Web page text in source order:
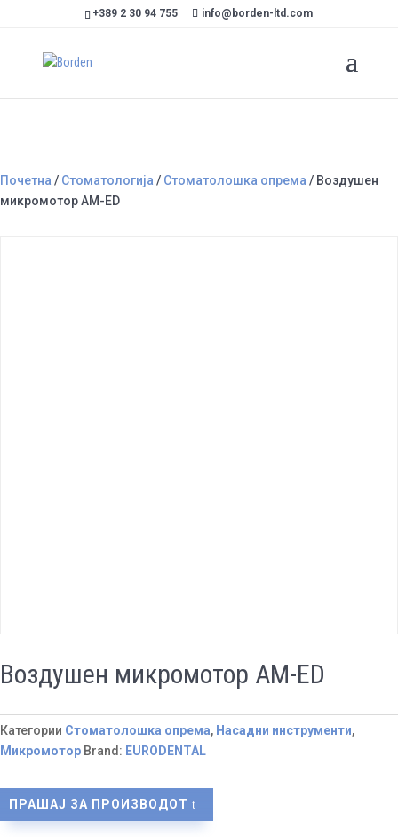
+389 2 30 94 755 info@borden-ltd.com
Почетна / Стоматологија / Стоматолошка опрема / Воздушен
микромотор АМ-ЕD
Воздушен микромотор АМ-ЕD
Категории Стоматолошка опрема, Насадни инструменти,
Микромотор Brand: EURODENTAL
ПРАШАЈ ЗА ПРОИЗВОДОТ